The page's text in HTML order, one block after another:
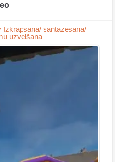
Izkrāpšana/ šantažēšana/
uzvelšana